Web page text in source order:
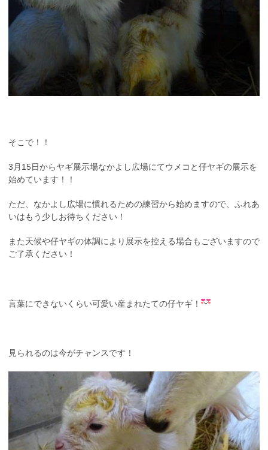
そこで！！
3月15日からヤギ展示場なかよし広場にてウメコと仔ヤギの展示を
始めています！！
ただ、なかよし広場に慣れるための練習から始めますので、ふれあ
いはもう少しお待ちください！
また天候や仔ヤギの体調により展示を控える場合もございますので
ご了承ください！
言葉にできないくらい可愛い産まれたての仔ヤギ！
見られるのは今がチャンスです！